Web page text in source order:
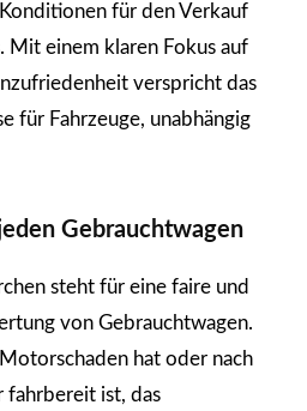
für den Verkauf
Mit einem klaren Fokus auf
verspricht das
für Fahrzeuge, unabhängig
Gebrauchtwagen
steht für eine faire und
von Gebrauchtwagen.
hat oder nach
fahrbereit ist, das